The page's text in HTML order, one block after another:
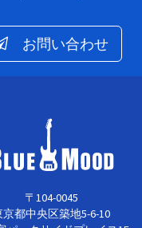
お問い合わせ
〒104-0045
京都中央区築地5-6-10